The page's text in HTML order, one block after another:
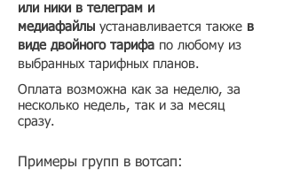
или ники в телеграм и
медиафайлы устанавливается также в
виде двойного тарифа по любому из
выбранных тарифных планов.
Оплата возможна как за неделю, за
несколько недель, так и за месяц
сразу.
Примеры групп в вотсап: